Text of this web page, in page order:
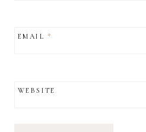
EMAIL*
WEBSITE